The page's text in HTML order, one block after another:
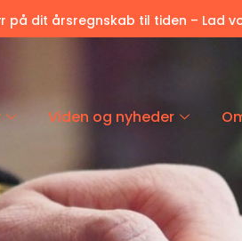
på dit årsregnskab til tiden – Lad
Viden og nyheder